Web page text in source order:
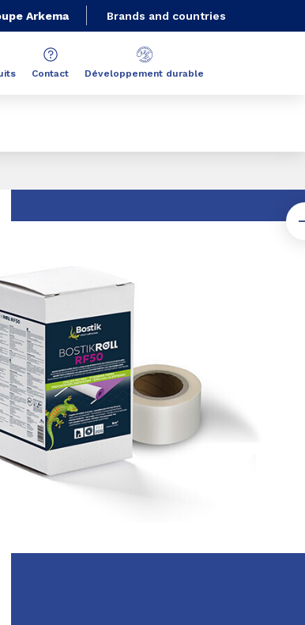
Arkema Brands and countries
Contact Développement durable